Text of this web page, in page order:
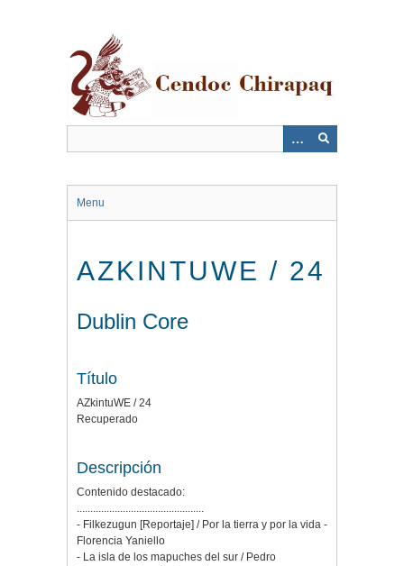
Menu
AZKINTUWE / 24
Dublin Core
Título
AZkintuWE / 24
Recuperado
Descripción
Contenido destacado:
...............................................
- Filkezugun [Reportaje] / Por la tierra y por la vida -
Florencia Yaniello
- La isla de los mapuches del sur / Pedro